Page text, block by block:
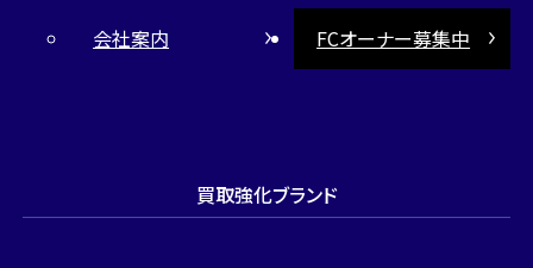
会社案内
FCオーナー募集中
買取強化ブランド